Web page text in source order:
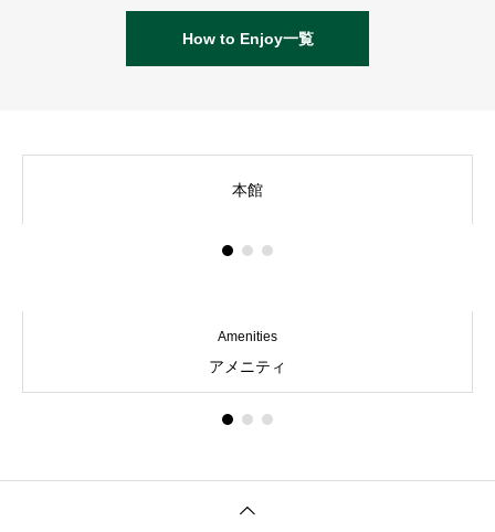
How to Enjoy一覧
本館
HANARE別荘 A棟
HANARE別荘 B棟
Amenities
アメニティ
Transportation
収穫体験
朝食